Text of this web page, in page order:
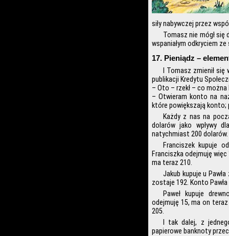
siły nabywczej przez
Tomasz nie mógł się
wspaniałym odkryciem
17. Pieniądz –
I Tomasz zmienił
publikacji Kredytu
– Oto – rzekł – co można
– Otwieram konto na
które powiększają
Każdy z nas na
dolarów jako wpływy
natychmiast 200 dolarów.
Franciszek kupuje
Franciszka odejmuję
ma teraz 210.
Jakub kupuje u
zostaje 192. Konto
Paweł kupuje
odejmuję 15, ma on
205.
I tak dalej, z
papierowe banknoty